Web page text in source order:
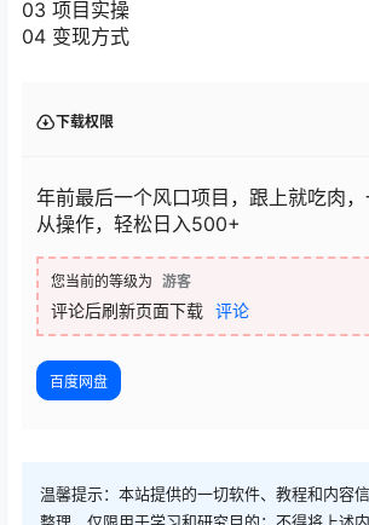
03 项目实操
04 变现方式
下载权限
年前最后一个风口项目，跟上就吃肉
从操作，轻松日入500+
您当前的等级为 游客
评论后刷新页面下载 评论
百度网盘
温馨提示：本站提供的一切软件、教程和内容